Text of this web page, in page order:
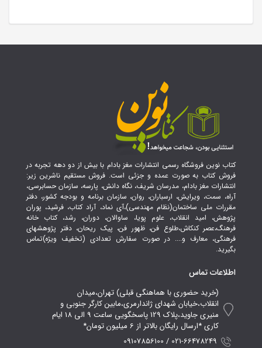
کتاب نوین فروشگاه رسمی انتشارات مغز بادام با بیش از دو دهه تجربه در
فروش کتاب به صورت عمده و جزئی است. فروش مستقیم ناشرین زیر:
انتشارات مغز بادام، مدرسان شریف، نگاه دانش، پارسه، سازمان حسابرسی،
آراه، سمت، ویرایش، ارسباران، روان، سازمان برنامه و بودجه کشور، دفتر
مقررات ملی ساختمان(نظام مهندسی)،آی نماد، آراد کتاب، فرشید، پوران
پژوهش، امید انقلاب، علوم پویا، ساوالان، دوران، رشد، کتاب خانه
فرهنگ،عصر کنکاش،طلوع فن، ظهور فن، پیک ریحان، دفتر پژوهشهای
فرهنگی، معارف و.... در صورت سفارش تعدادی (تخفیف ویژه)تماس
بگیرید.
اطلاعات تماس
(خرید حضوری با هماهنگی قبلی) تهران،میدان
انقلاب،خیابان شهدای ژاندارمری،مابین کارگر جنوبی و
منیری جاوید،پلاک 129 پاسخگویی ساعت 9 الی 18 ایام
کاری *ارسال رایگان بالاتر از 6 میلیون تومان*
021-66478249 / 09107856100